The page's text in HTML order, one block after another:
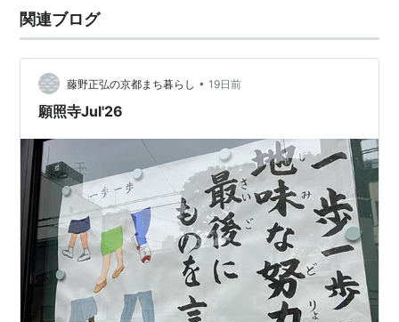
関連ブログ
藤野正弘の京都まち暮らし • 19日前
願照寺Jul'26